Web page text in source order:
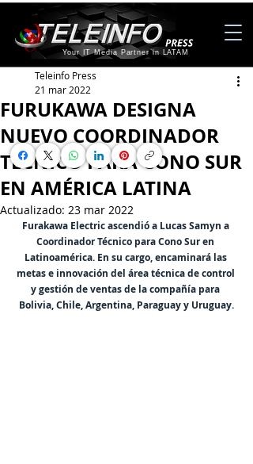
Your IT Media Partner in LATAM
FURUKAWA DESIGNA
NUEVO COORDINADOR
TÉCNICO PARA CONO SUR
EN AMÉRICA LATINA
Teleinfo Press
21 mar 2022
Actualizado: 23 mar 2022
Furakawa Electric ascendió a Lucas Samyn a
Coordinador Técnico para Cono Sur en
Latinoamérica. En su cargo, encaminará las
metas e innovación del área técnica de control
y gestión de ventas de la compañía para
Bolivia, Chile, Argentina, Paraguay y Uruguay.